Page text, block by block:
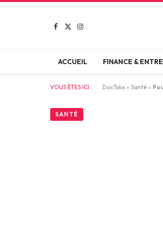
Facebook
X
Instagram
ACCUEIL FINANCE &
VOUS ÊTES ICI : DocTolix » Santé »
SANTÉ